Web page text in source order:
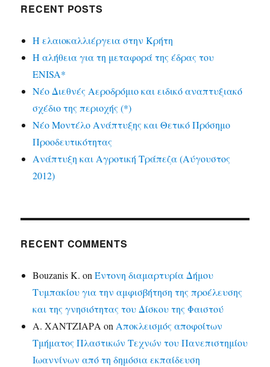
RECENT POSTS
Η ελαιοκαλλιέργεια στην Κρήτη
Η αλήθεια για τη μεταφορά της έδρας του
ENISA*
Νέο Διεθνές Αεροδρόμιο και ειδικό αναπτυξιακό
σχέδιο της περιοχής (*)
Νέο Μοντέλο Ανάπτυξης και Θετικό Πρόσημο
Προοδευτικότητας
Ανάπτυξη και Αγροτική Τράπεζα (Αύγουστος
2012)
RECENT COMMENTS
Bouzanis K. onΈντονη διαμαρτυρία Δήμου
Τυμπακίου για την αμφισβήτηση της προέλευσης
και της γνησιότητας του Δίσκου της Φαιστού
Α. ΧΑΝΤΖΙΑΡΑ on Αποκλεισμός αποφοίτων
Τμήματος Πλαστικών Τεχνών του Πανεπιστημίου
Ιωαννίνων από τη δημόσια εκπαίδευση